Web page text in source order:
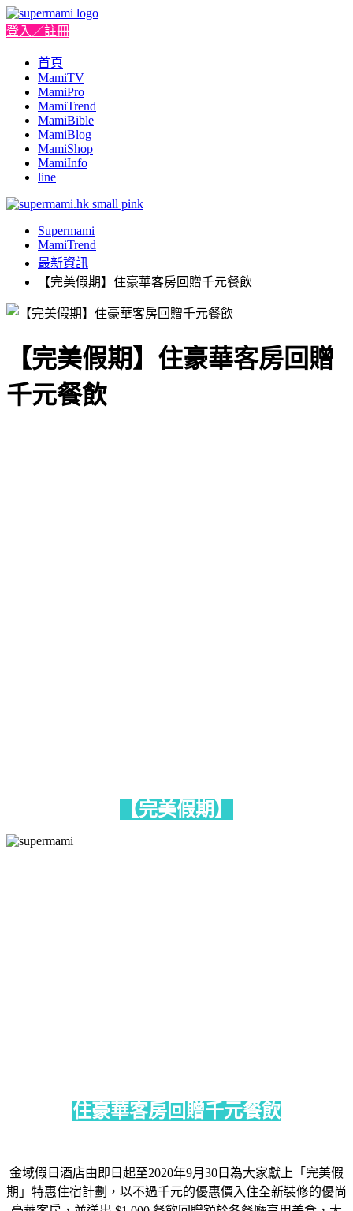
登入／註冊
首頁
MamiTV
MamiPro
MamiTrend
MamiBible
MamiBlog
MamiShop
MamiInfo
line
Supermami
MamiTrend
最新資訊
【完美假期】住豪華客房回贈千元餐飲
【完美假期】住豪華客房回贈
千元餐飲
【完美假期】
住豪華客房回贈千元餐飲
金域假日酒店由即日起至2020年9月30日為大家獻上「完美假
期」特惠住宿計劃，以不過千元的優惠價入住全新裝修的優尚